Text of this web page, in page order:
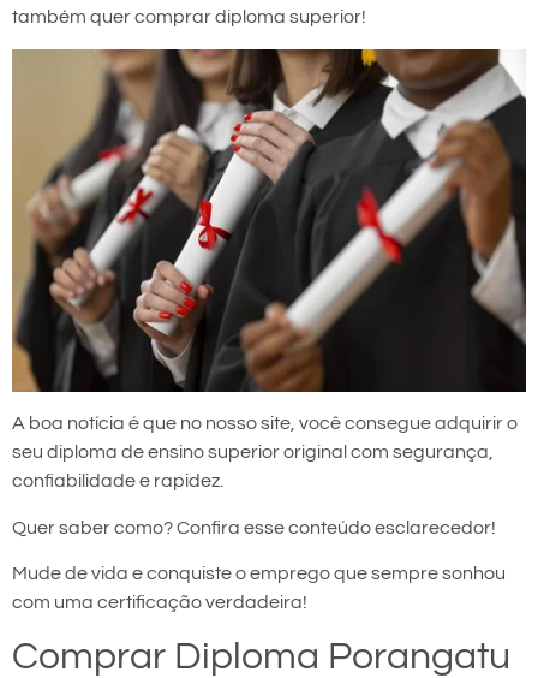
também quer comprar diploma superior!
A boa notícia é que no nosso site, você consegue adquirir o
seu diploma de ensino superior original com segurança,
confiabilidade e rapidez.
Quer saber como? Confira esse conteúdo esclarecedor!
Mude de vida e conquiste o emprego que sempre sonhou
com uma certificação verdadeira!
Comprar Diploma Porangatu